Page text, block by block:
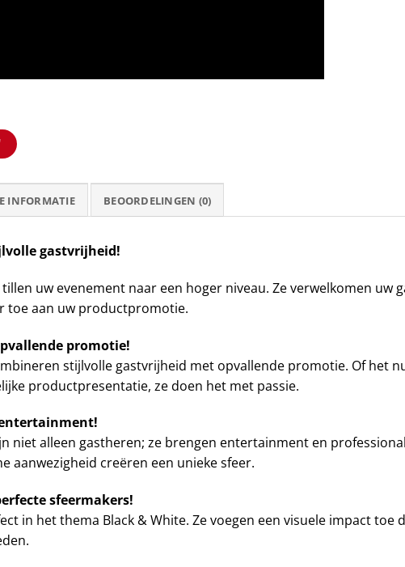
INFORMATIE BEOORDELINGEN (0)
gastvrijheid!
tillen uw evenement naar een hoger niveau. Ze verwelkomen uw
toe aan uw productpromotie.
promotie!
stijlvolle gastvrijheid met opvallende promotie. Of het
productpresentatie, ze doen het met passie.
niet alleen gastheren; ze brengen entertainment en
aanwezigheid creëren een unieke sfeer.
sfeermakers!
in het thema Black & White. Ze voegen een visuele impact toe